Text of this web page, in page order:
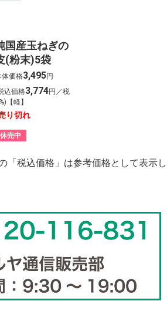
国産玉ねぎの
(粉末)5袋
体価格3,495円
込価格3,774円／税
【軽】
り切れ
休売中
「税込価格」は参考価格として表示し